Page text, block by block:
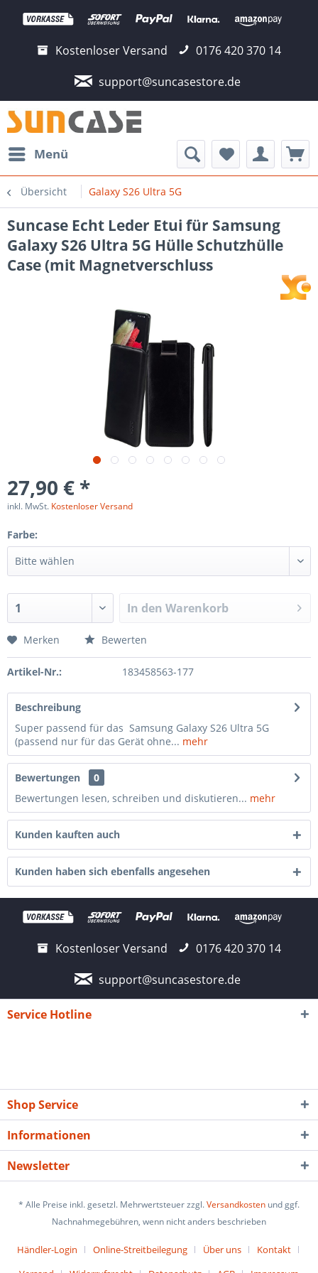
Kostenloser Versand
0176 420 370 14
support@suncasestore.de
Menü
Übersicht Galaxy S26 Ultra 5G
Suncase Echt Leder Etui für Samsung
Galaxy S26 Ultra 5G Hülle Schutzhülle
Case (mit Magnetverschluss
27,90 € *
inkl. MwSt. Kostenloser Versand
Farbe:
In den Warenkorb
Merken Bewerten
Artikel-Nr.: 183458563-177
Beschreibung
Super passend für das Samsung Galaxy S26 Ultra 5G
(passend nur für das Gerät ohne... mehr
Bewertungen
0
Bewertungen lesen, schreiben und diskutieren... mehr
Kunden kauften auch
Kunden haben sich ebenfalls angesehen
Kostenloser Versand
0176 420 370 14
support@suncasestore.de
Service Hotline
Shop Service
Informationen
Newsletter
* Alle Preise inkl. gesetzl. Mehrwertsteuer zzgl.Versandkosten und ggf.
Nachnahmegebühren, wenn nicht anders beschrieben
Händler-Login Online-Streitbeilegung Über uns
Kontakt